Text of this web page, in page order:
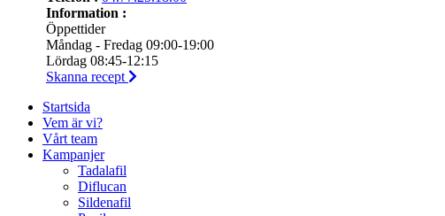
Information :
Öppettider
Måndag - Fredag 09:00-19:00
Lördag 08:45-12:15
Skanna recept
Startsida
Vem är vi?
Vårt team
Kampanjer
Tadalafil
Diflucan
Sildenafil